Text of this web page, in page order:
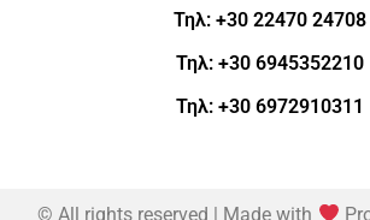
Τηλ: +30 22470 24708
Τηλ: +30 6945352210
Τηλ: +30 6972910311
© All rights reserved | Made with